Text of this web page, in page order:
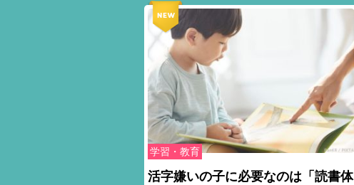
学習・教育
活字嫌いの子に必要なのは「読書体